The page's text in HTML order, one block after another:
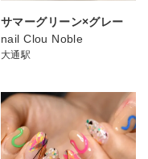
サマーグリーン×グレー
nail Clou Noble
大通駅